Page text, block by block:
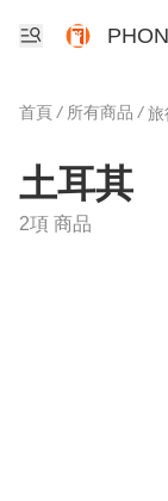
首頁 / 所有商品 / 旅
土耳其
2項 商品